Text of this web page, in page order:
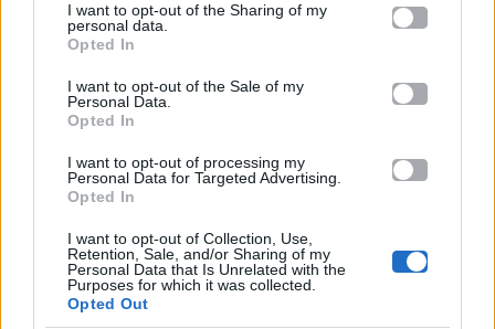
disclose it to other third parties.
Please note that this website/app uses one or more Google
services and may gather and store information including but
not limited to your visit or usage behaviour. You may click to
grant or deny consent to Google and its third-party tags to
consent section.
I want to opt-out of the Sharing of my
personal data.
Opted In
I want to opt-out of the Sale of my
Personal Data.
Opted In
I want to opt-out of processing my
Personal Data for Targeted Advertising.
Opted In
I want to opt-out of Collection, Use,
Retention, Sale, and/or Sharing of my
Personal Data that Is Unrelated with the
Purposes for which it was collected.
Opted Out
Televisione
Programmi TV
Amici
Ballando Con Le Stelle
Grande Fratello
Isola Dei Famosi